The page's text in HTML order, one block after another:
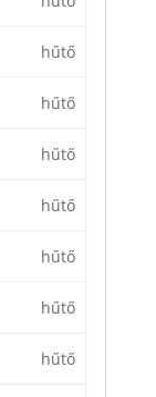
hűtő
hűtő
hűtő
hűtő
hűtő
hűtő
hűtő